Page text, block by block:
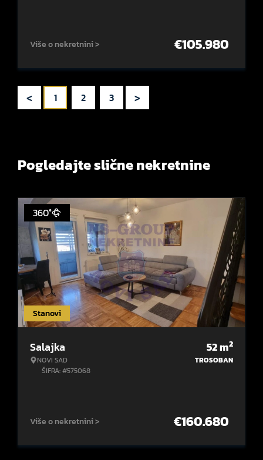
Više o nekretnini > €105.980
< 1 2 3 >
Pogledajte slične nekretnine
Stanovi
360°
Salajka
NOVI SAD
ŠIFRA: #575068
52m2
TROSOBAN
Više o nekretnini > €160.680